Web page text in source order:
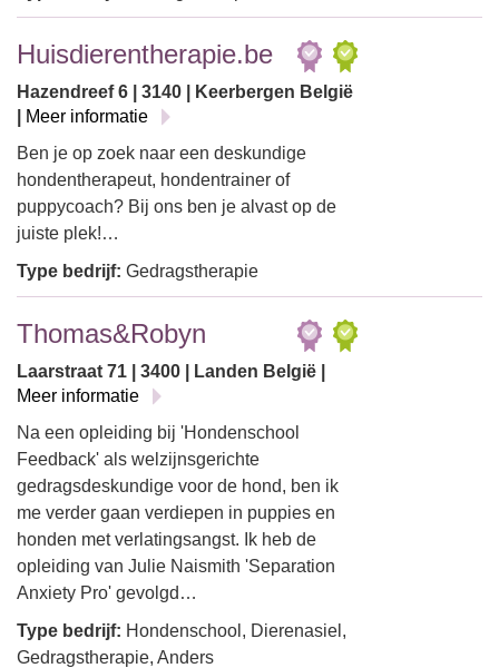
Huisdierentherapie.be
Hazendreef 6 | 3140 | Keerbergen België
Meer informatie
Ben je op zoek naar een deskundige
hondentherapeut, hondentrainer of
puppycoach? Bij ons ben je alvast op de
juiste plek!…
Type bedrijf: Gedragstherapie
Thomas&Robyn
Laarstraat 71 | 3400 | Landen België |
Meer informatie
Na een opleiding bij 'Hondenschool
Feedback' als welzijnsgerichte
gedragsdeskundige voor de hond, ben ik
me verder gaan verdiepen in puppies en
honden met verlatingsangst. Ik heb de
opleiding van Julie Naismith 'Separation
Anxiety Pro' gevolgd…
Type bedrijf: Hondenschool, Dierenasiel,
Gedragstherapie, Anders